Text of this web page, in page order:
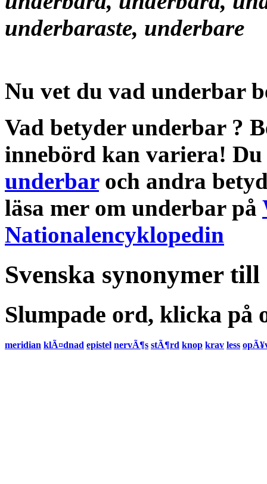
underbaraste, underbare
Nu vet du vad underbar
Vad betyder underbar ?
innebörd kan variera!
underbaroch andra
läsa mer om underbar på
Nationalencyklopedin
Svenska synonymer
Slumpade ord, klicka på
meridian klÃ¤dnad epistel nervÃ¶s stÃ¶rd knop krav less